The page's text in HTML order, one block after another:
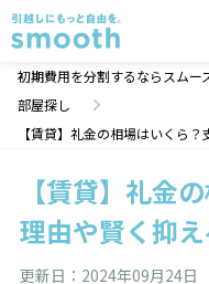
初期費用を分割するならスムー
部屋探し
【賃貸】礼金の相場はいくら
【賃貸】礼金
理由や賢く抑
更新日： 2024年09月24日